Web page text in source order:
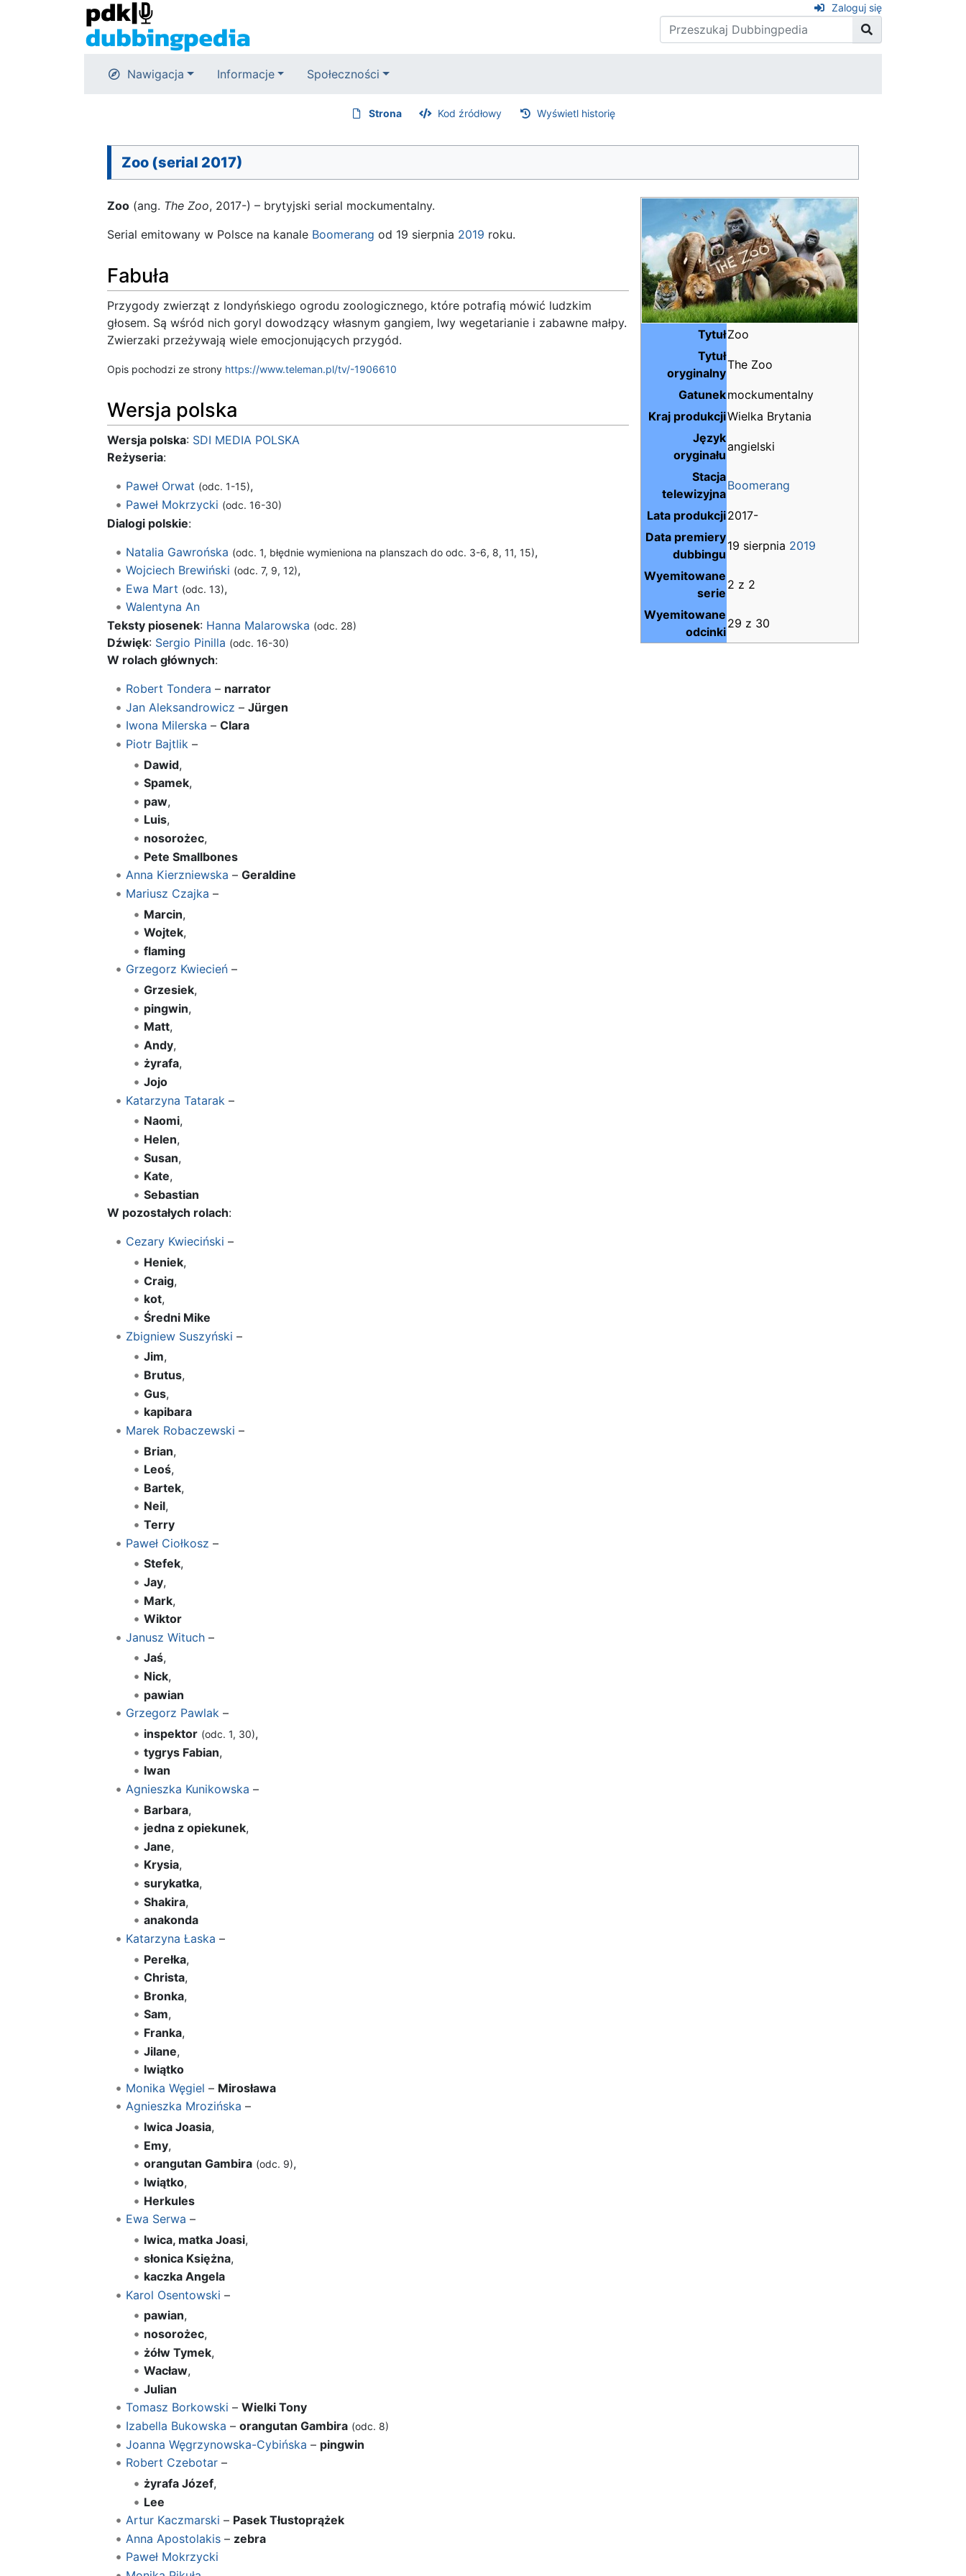
Zaloguj się
Nawigacja Informacje Społeczności
Strona Kod źródłowy Wyświetl historię
Zoo (serial 2017)
TytułZoo
Tytuł
oryginalny
The Zoo
Gatunekmockumentalny
Kraj produkcjiWielka Brytania
Język
oryginału
angielski
Stacja
telewizyjna
Boomerang
Lata produkcji2017-
Data premiery
dubbingu
19 sierpnia 2019
Wyemitowane
serie
2 z 2
Wyemitowane
odcinki
29 z 30
Zoo (ang. The Zoo, 2017-) – brytyjski serial mockumentalny.
Serial emitowany w Polsce na kanale Boomerang od 19 sierpnia 2019 roku.
Fabuła
Przygody zwierząt z londyńskiego ogrodu zoologicznego, które potrafią mówić ludzkim
głosem. Są wśród nich goryl dowodzący własnym gangiem, lwy wegetarianie i zabawne małpy.
Zwierzaki przeżywają wiele emocjonujących przygód.
Opis pochodzi ze strony https://www.teleman.pl/tv/-1906610
Wersja polska
Wersja polska: SDI MEDIA POLSKA
Reżyseria:
Paweł Orwat (odc. 1-15),
Paweł Mokrzycki (odc. 16-30)
Dialogi polskie:
Natalia Gawrońska (odc. 1, błędnie wymieniona na planszach do odc. 3-6, 8, 11, 15),
Wojciech Brewiński (odc. 7, 9, 12),
Ewa Mart (odc. 13),
Walentyna An
Teksty piosenek: Hanna Malarowska (odc. 28)
Dźwięk: Sergio Pinilla (odc. 16-30)
W rolach głównych:
Robert Tondera – narrator
Jan Aleksandrowicz – Jürgen
Iwona Milerska – Clara
Piotr Bajtlik –
Dawid,
Spamek,
paw,
Luis,
nosorożec,
Pete Smallbones
Anna Kierzniewska – Geraldine
Mariusz Czajka –
Marcin,
Wojtek,
flaming
Grzegorz Kwiecień–
Grzesiek,
pingwin,
Matt,
Andy,
żyrafa,
Jojo
Katarzyna Tatarak –
Naomi,
Helen,
Susan,
Kate,
Sebastian
W pozostałych rolach:
Cezary Kwieciński –
Heniek,
Craig,
kot,
Średni Mike
Zbigniew Suszyński –
Jim,
Brutus,
Gus,
kapibara
Marek Robaczewski –
Brian,
Leoś,
Bartek,
Neil,
Terry
Paweł Ciołkosz –
Stefek,
Jay,
Mark,
Wiktor
Janusz Wituch–
Jaś,
Nick,
pawian
Grzegorz Pawlak–
inspektor (odc. 1, 30),
tygrys Fabian,
Iwan
Agnieszka Kunikowska –
Barbara,
jedna z opiekunek,
Jane,
Krysia,
surykatka,
Shakira,
anakonda
Katarzyna Łaska –
Perełka,
Christa,
Bronka,
Sam,
Franka,
Jilane,
lwiątko
Monika Węgiel – Mirosława
Agnieszka Mrozińska –
lwica Joasia,
Emy,
orangutan Gambira (odc. 9),
lwiątko,
Herkules
Ewa Serwa –
lwica, matka Joasi,
słonica Księżna,
kaczka Angela
Karol Osentowski –
pawian,
nosorożec,
żółw Tymek,
Wacław,
Julian
Tomasz Borkowski – Wielki Tony
Izabella Bukowska – orangutan Gambira (odc. 8)
Joanna Węgrzynowska-Cybińska – pingwin
Robert Czebotar–
żyrafa Józef,
Lee
Artur Kaczmarski – Pasek Tłustoprążek
Anna Apostolakis– zebra
Paweł Mokrzycki